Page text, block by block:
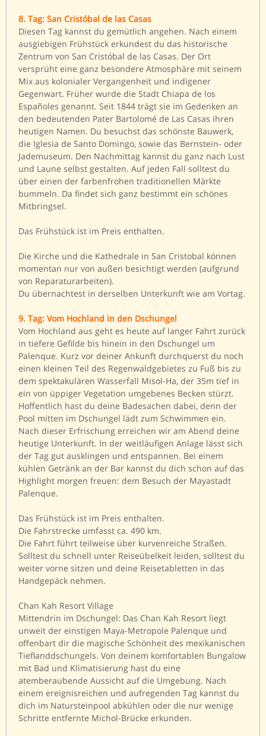
8. Tag: San Cristóbal de las Casas
Diesen Tag kannst du gemütlich angehen. Nach einem
ausgiebigen Frühstück erkundest du das historische
Zentrum von San Cristóbal de las Casas. Der Ort
versprüht eine ganz besondere Atmosphäre mit seinem
Mix aus kolonialer Vergangenheit und indigener
Gegenwart. Früher wurde die Stadt Chiapa de los
Españoles genannt. Seit 1844 trägt sie im Gedenken an
den bedeutenden Pater Bartolomé de Las Casas ihren
heutigen Namen. Du besuchst das schönste Bauwerk,
die Iglesia de Santo Domingo, sowie das Bernstein- oder
Jademuseum. Den Nachmittag kannst du ganz nach Lust
und Laune selbst gestalten. Auf jeden Fall solltest du
über einen der farbenfrohen traditionellen Märkte
bummeln. Da findet sich ganz bestimmt ein schönes
Mitbringsel.
Das Frühstück ist im Preis enthalten.
Die Kirche und die Kathedrale in San Cristobal können
momentan nur von außen besichtigt werden (aufgrund
von Reparaturarbeiten).
Du übernachtest in derselben Unterkunft wie am Vortag.
9. Tag: Vom Hochland in den Dschungel
Vom Hochland aus geht es heute auf langer Fahrt zurück
in tiefere Gefilde bis hinein in den Dschungel um
Palenque. Kurz vor deiner Ankunft durchquerst du noch
einen kleinen Teil des Regenwaldgebietes zu Fuß bis zu
dem spektakulären Wasserfall Misol-Ha, der 35m tief in
ein von üppiger Vegetation umgebenes Becken stürzt.
Hoffentlich hast du deine Badesachen dabei, denn der
Pool mitten im Dschungel lädt zum Schwimmen ein.
Nach dieser Erfrischung erreichen wir am Abend deine
heutige Unterkunft. In der weitläufigen Anlage lässt sich
der Tag gut ausklingen und entspannen. Bei einem
kühlen Getränk an der Bar kannst du dich schon auf das
Highlight morgen freuen: dem Besuch der Mayastadt
Palenque.
Das Frühstück ist im Preis enthalten.
Die Fahrstrecke umfasst ca. 490 km.
Die Fahrt führt teilweise über kurvenreiche Straßen.
Solltest du schnell unter Reiseübelkeit leiden, solltest du
weiter vorne sitzen und deine Reisetabletten in das
Handgepäck nehmen.
Chan Kah Resort Village
Mittendrin im Dschungel: Das Chan Kah Resort liegt
unweit der einstigen Maya-Metropole Palenque und
offenbart dir die magische Schönheit des mexikanischen
Tieflanddschungels. Von deinem komfortablen Bungalow
mit Bad und Klimatisierung hast du eine
atemberaubende Aussicht auf die Umgebung. Nach
einem ereignisreichen und aufregenden Tag kannst du
dich im Natursteinpool abkühlen oder die nur wenige
Schritte entfernte Michol-Brücke erkunden.